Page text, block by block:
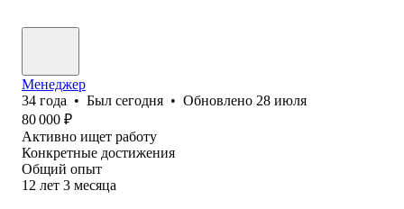
Менеджер
34 года • Был сегодня • Обновлено 28 июля
80 000 ₽
Активно ищет работу
Конкретные достижения
Общий опыт
12 лет 3 месяца